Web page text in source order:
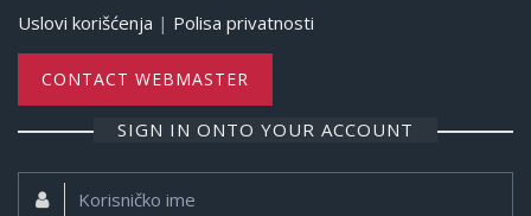
Uslovi korišćenja | Polisa privatnosti
CONTACT WEBMASTER
SIGN IN ONTO YOUR ACCOUNT
Korisničko